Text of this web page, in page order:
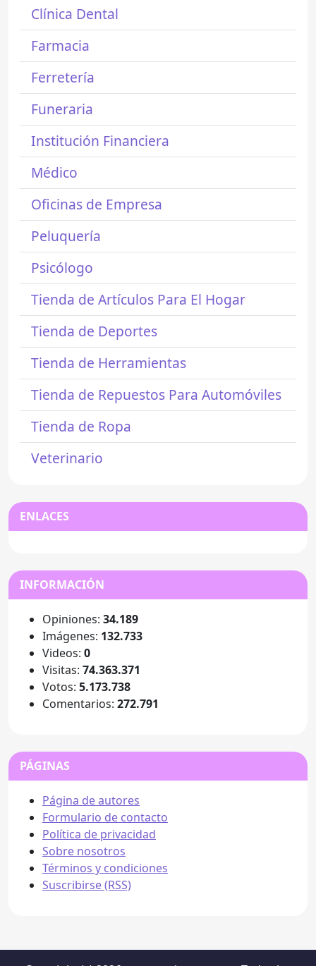
Clínica Dental
Farmacia
Ferretería
Funeraria
Institución Financiera
Médico
Oficinas de Empresa
Peluquería
Psicólogo
Tienda de Artículos Para El Hogar
Tienda de Deportes
Tienda de Herramientas
Tienda de Repuestos Para Automóviles
Tienda de Ropa
Veterinario
ENLACES
INFORMACIÓN
Opiniones: 34.189
Imágenes: 132.733
Videos: 0
Visitas: 74.363.371
Votos: 5.173.738
Comentarios: 272.791
PÁGINAS
Página de autores
Formulario de contacto
Política de privacidad
Sobre nosotros
Términos y condiciones
Suscribirse (RSS)